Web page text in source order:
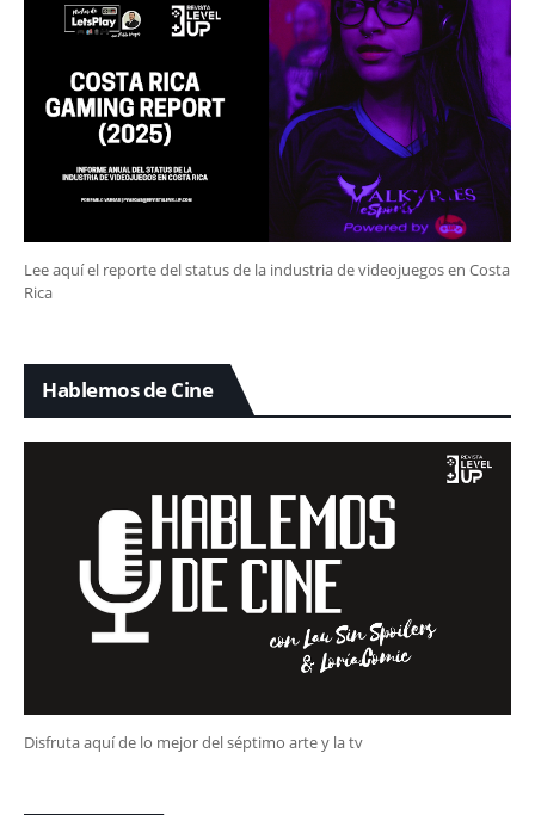
Lee aquí el reporte del status de la industria de videojuegos en Costa
Rica
Hablemos de Cine
Disfruta aquí de lo mejor del séptimo arte y la tv